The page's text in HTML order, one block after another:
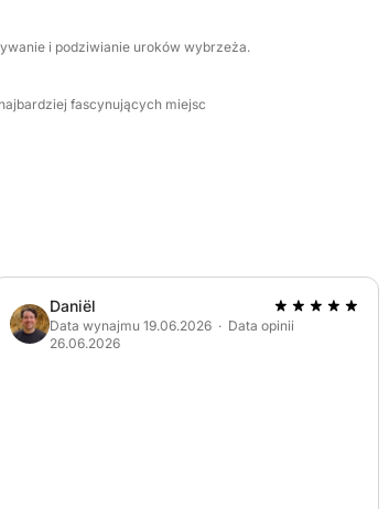
i podziwianie uroków wybrzeża.
fascynujących miejsc
Daniël
Data wynajmu 19.06.2026 · Data opinii
26.06.2026